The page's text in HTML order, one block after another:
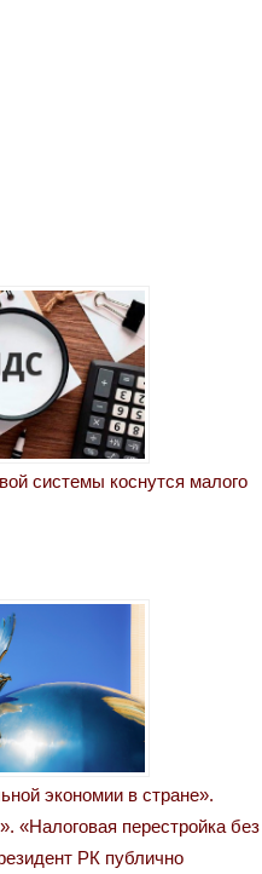
системы коснутся малого
экономии в стране».
«Налоговая перестройка без
РК публично